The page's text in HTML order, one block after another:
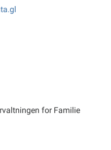
for Familie